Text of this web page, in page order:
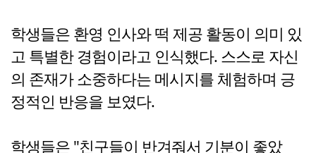
학생들은 환영 인사와 떡 제공 활동이 의미 있
고 특별한 경험이라고 인식했다. 스스로 자신
의 존재가 소중하다는 메시지를 체험하며 긍
정적인 반응을 보였다.
학생들은 "친구들이 반겨줘서 기분이 좋았